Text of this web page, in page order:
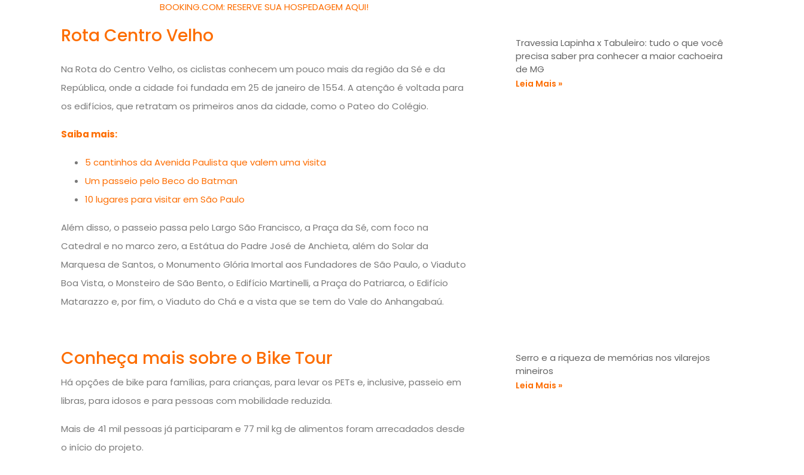
BOOKING.COM: RESERVE SUA HOSPEDAGEM AQUI!
Rota Centro Velho
Na Rota do Centro Velho, os ciclistas conhecem um pouco mais da região da Sé e da
República, onde a cidade foi fundada em 25 de janeiro de 1554. A atenção é voltada para
os edifícios, que retratam os primeiros anos da cidade, como o Pateo do Colégio.
Saiba mais:
5 cantinhos da Avenida Paulista que valem uma visita
Um passeio pelo Beco do Batman
10 lugares para visitar em São Paulo
Além disso, o passeio passa pelo Largo São Francisco, a Praça da Sé, com foco na
Catedral e no marco zero, a Estátua do Padre José de Anchieta, além do Solar da
Marquesa de Santos, o Monumento Glória Imortal aos Fundadores de São Paulo, o Viaduto
Boa Vista, o Monsteiro de São Bento, o Edifício Martinelli, a Praça do Patriarca, o Edifício
Matarazzo e, por fim, o Viaduto do Chá e a vista que se tem do Vale do Anhangabaú.
Conheça mais sobre o Bike Tour
Há opções de bike para famílias, para crianças, para levar os PETs e, inclusive, passeio em
libras, para idosos e para pessoas com mobilidade reduzida.
Mais de 41 mil pessoas já participaram e 77 mil kg de alimentos foram arrecadados desde
o início do projeto.
Travessia Lapinha x Tabuleiro: tudo o que você
precisa saber pra conhecer a maior cachoeira
de MG
Leia Mais »
Serro e a riqueza de memórias nos vilarejos
mineiros
Leia Mais »